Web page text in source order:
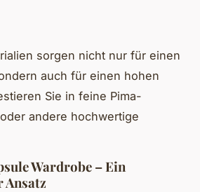
sorgen nicht nur für einen
auch für einen hohen
Sie in feine Pima-
andere hochwertige
Wardrobe – Ein